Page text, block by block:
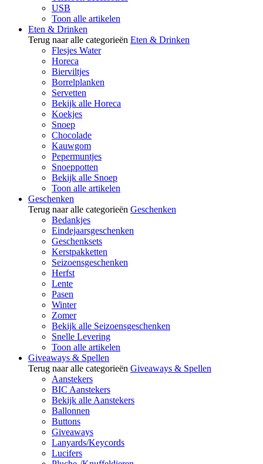
USB
Toon alle artikelen
Eten & Drinken
Terug naar alle categorieën Eten & Drinken
Flesjes Water
Horeca
Bierviltjes
Borrelplanken
Servetten
Bekijk alle Horeca
Koekjes
Snoep
Chocolade
Kauwgom
Pepermuntjes
Snoeppotten
Bekijk alle Snoep
Toon alle artikelen
Geschenken
Terug naar alle categorieën Geschenken
Bedankjes
Eindejaarsgeschenken
Geschenksets
Kerstpakketten
Seizoensgeschenken
Herfst
Lente
Pasen
Winter
Zomer
Bekijk alle Seizoensgeschenken
Snelle Levering
Toon alle artikelen
Giveaways & Spellen
Terug naar alle categorieën Giveaways & Spellen
Aanstekers
BIC Aanstekers
Bekijk alle Aanstekers
Ballonnen
Buttons
Giveaways
Lanyards/Keycords
Lucifers